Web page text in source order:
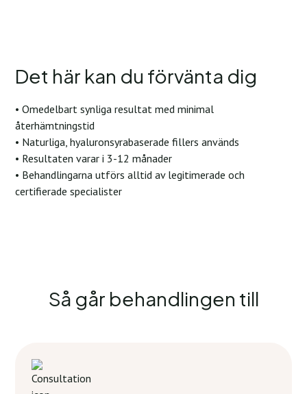
Det här kan du förvänta dig
• Omedelbart synliga resultat med minimal
återhämtningstid
• Naturliga, hyaluronsyrabaserade fillers används
• Resultaten varar i 3-12 månader
• Behandlingarna utförs alltid av legitimerade och
certifierade specialister
Så går behandlingen till